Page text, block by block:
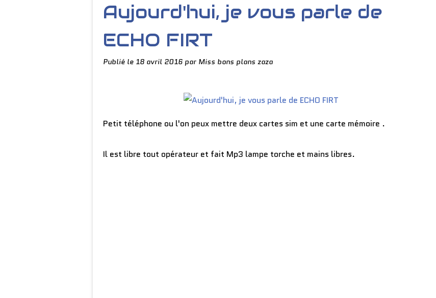
Aujourd'hui, je vous parle de
ECHO FIRT
Publié le 18 avril 2016 par Miss bons plans zaza
Petit téléphone ou l'on peux mettre deux cartes sim et une carte mémoire .
Il est libre tout opérateur et fait Mp3 lampe torche et mains libres.